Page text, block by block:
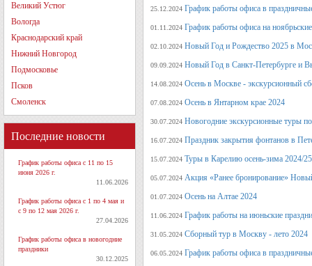
Великий Устюг
Вологда
Краснодарский край
Нижний Новгород
Подмосковье
Псков
Смоленск
Последние новости
График работы офиса с 11 по 15
июня 2026 г.
11.06.2026
График работы офиса с 1 по 4 мая и
с 9 по 12 мая 2026 г.
27.04.2026
График работы офиса в новогодние
праздники
30.12.2025
25.12.2024 График работы офиса в
01.11.2024 График работы офиса на
02.10.2024 Новый Год и Рождество 2025 в
09.09.2024 Новый Год в Санкт-Петербурге и
14.08.2024 Осень в Москве - экскурсионный
07.08.2024 Осень в Янтарном крае 2024
30.07.2024 Новогодние экскурсионные туры
16.07.2024 Праздник закрытия фонтанов в
15.07.2024 Туры в Карелию осень-зима 2024/25
05.07.2024 Акция «Ранее бронирование»
01.07.2024 Осень на Алтае 2024
11.06.2024 График работы на июньские
31.05.2024 Сборный тур в Москву - лето 2024
06.05.2024 График работы офиса в